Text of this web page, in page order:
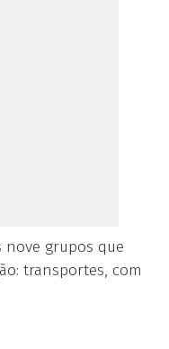
nove grupos que
transportes, com